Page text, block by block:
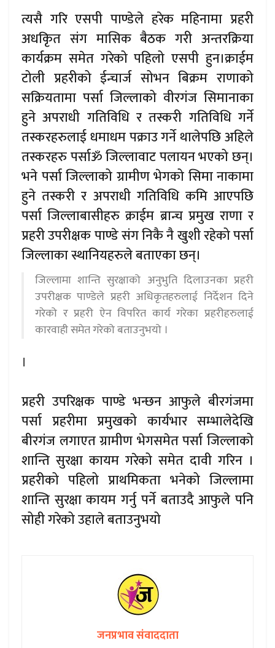
त्यसै गरि एसपी पाण्डेले हरेक महिनामा प्रहरी
अधकृित संग मासिक बैठक गरी अन्तरक्रिया
कार्यक्रम समेत गरेको पहिलो एसपी हुन।क्राईम
टोली प्रहरीको ईन्चार्ज सोभन बिक्रम राणाको
सक्रियतामा पर्सा जिल्लाको वीरगंज सिमानाका
हुने अपराधी गतिविधि र तस्करी गतिविधि गर्ने
तस्करहरुलाई धमाधम पक्राउ गर्ने थालेपछि अहिले
तस्करहरु पर्साॐ जिल्लावाट पलायन भएको छन्।
भने पर्सा जिल्लाको ग्रामीण भेगको सिमा नाकामा
हुने तस्करी र अपराधी गतिविधि कमि आएपछि
पर्सा जिल्लाबासीहरु क्राईम ब्रान्च प्रमुख राणा र
प्रहरी उपरीक्षक पाण्डे संग निकै नै खुशी रहेको पर्सा
जिल्लाका स्थानियहरुले बताएका छन्।
जिल्लामा शान्ति सुरक्षाको अनुभुति दिलाउनका प्रहरी
उपरीक्षक पाण्डेले प्रहरी अधिकृतहरुलाई निर्देशन दिने
गरेको र प्रहरी ऐन विपरित कार्य गरेका प्रहरीहरुलाई
कारवाही समेत गरेको बताउनुभयो ।
।
प्रहरी उपरिक्षक पाण्डे भन्छन आफुले बीरगंजमा
पर्सा प्रहरीमा प्रमुखको कार्यभार सम्भालेदेखि
बीरगंज लगाएत ग्रामीण भेगसमेत पर्सा जिल्लाको
शान्ति सुरक्षा कायम गरेको समेत दावी गरिन ।
प्रहरीको पहिलो प्राथमिकता भनेको जिल्लामा
शान्ति सुरक्षा कायम गर्नु पर्ने बताउदै आफुले पनि
सोही गरेको उहाले बताउनुभयो
जनप्रभाव संवाददाता